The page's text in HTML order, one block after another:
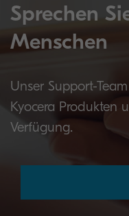
Sprechen
Menschen
Unser Support-
Kyocera Produkten
Verfügung.